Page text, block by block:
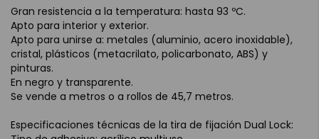
Gran resistencia a la temperatura: hasta 93 ºC.
Apto para interior y exterior.
Apto para unirse a: metales (aluminio, acero inoxidable),
cristal, plásticos (metacrilato, policarbonato, ABS) y
pinturas.
En negro y transparente.
Se vende a metros o a rollos de 45,7 metros.
Especificaciones técnicas de la tira de fijación Dual Lock: